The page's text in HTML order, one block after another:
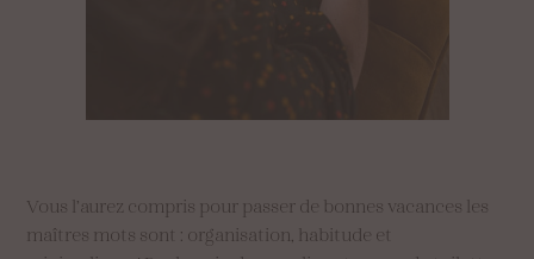
Vous l’aurez compris pour passer de bonnes vacances les
maîtres mots sont : organisation, habitude et